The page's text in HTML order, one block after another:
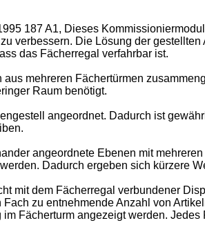
187 A1, Dieses
verbessern. Die Lösung der
das Fächerregal verfahrbar ist.
mehreren Fächertürmen
Raum benötigt.
angeordnet. Dadurch ist
angeordnete Ebenen mit
Dadurch ergeben sich kürzere
mit dem Fächerregal verbundener
zu entnehmende Anzahl von
Fächerturm angezeigt werden.